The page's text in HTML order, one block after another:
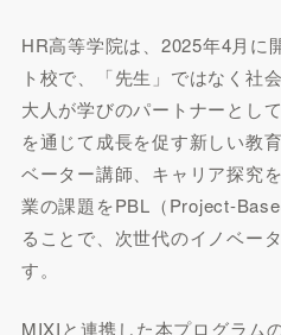
HR高等学院は、2025年4月に
ト校で、「先生」ではなく社
大人が学びのパートナーとし
を通じて成長を促す新しい教
ベーター講師、キャリア探究
業の課題をPBL（Project-
ることで、次世代のイノベー
す。
MIXIと連携した本プログラム